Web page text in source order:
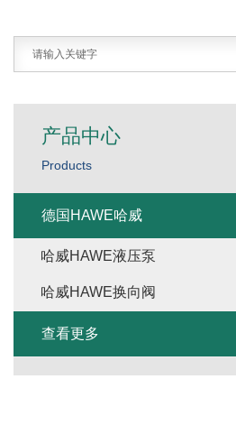
产品中心
Products
德国HAWE哈威
哈威HAWE液压泵
哈威HAWE换向阀
查看更多